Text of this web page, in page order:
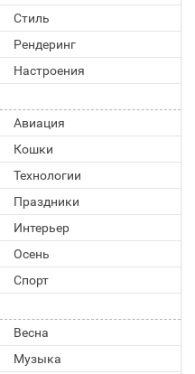
Стиль
Рендеринг
Настроения
Авиация
Кошки
Технологии
Праздники
Интерьер
Осень
Спорт
Весна
Музыка